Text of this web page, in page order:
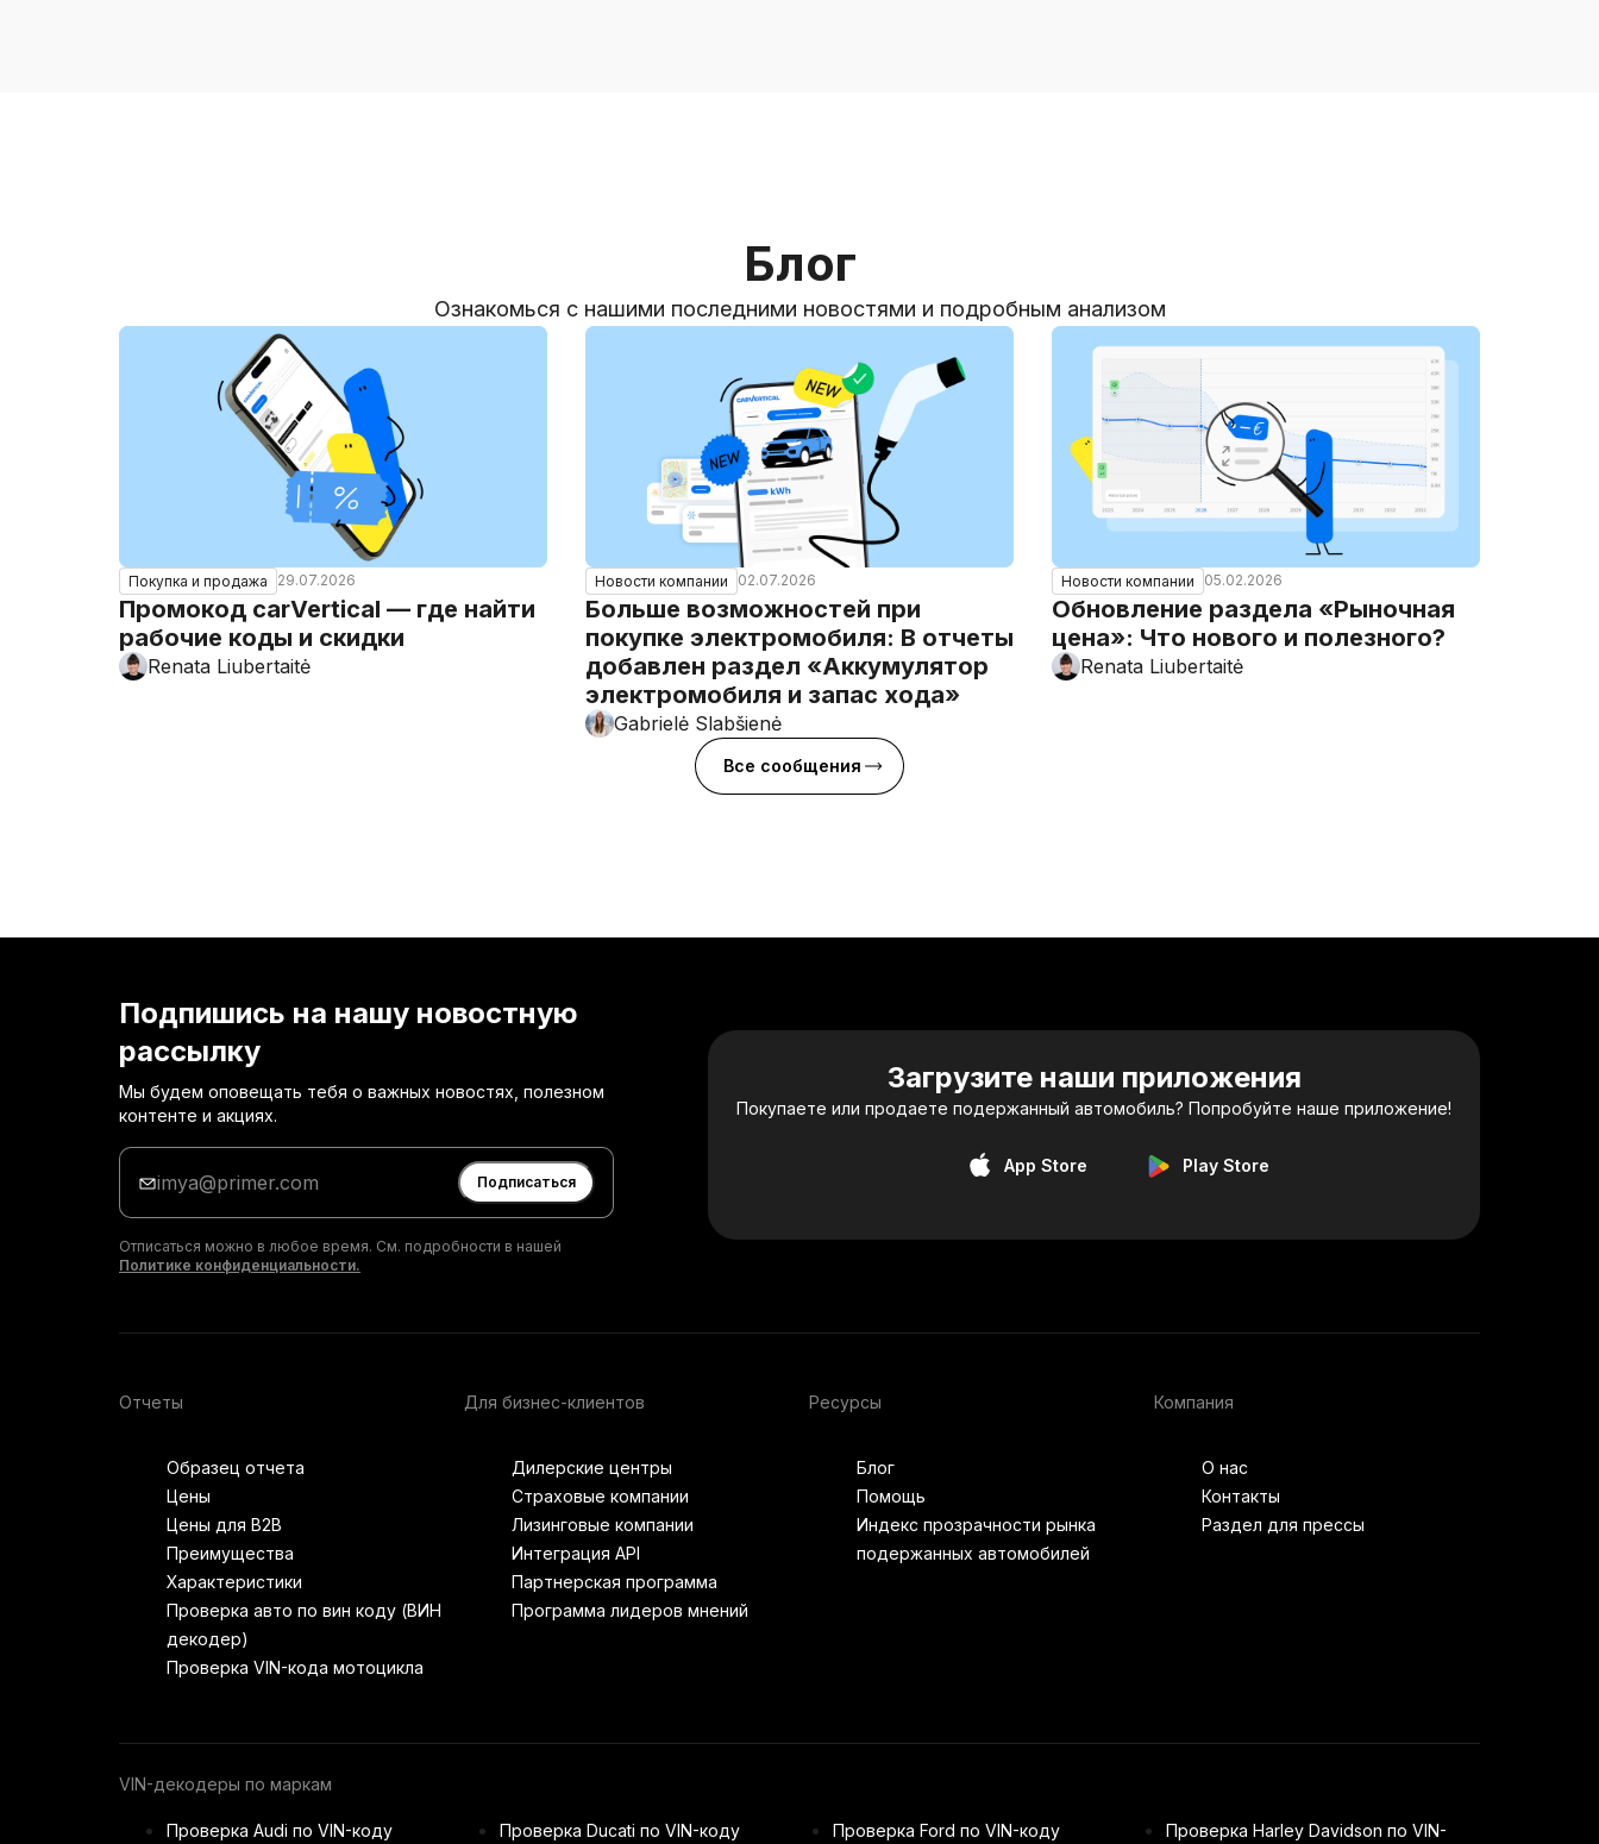
Блог
Ознакомься с нашими последними новостями и подробным анализом
Покупка и продажа 29.07.2026
Промокод carVertical — где найти
рабочие коды и скидки
Renata Liubertaitė
Новости компании 02.07.2026
Больше возможностей при
покупке электромобиля: В отчеты
добавлен раздел «Аккумулятор
электромобиля и запас хода»
Gabrielė Slabšienė
Новости компании 05.02.2026
Обновление раздела «Рыночная
цена»: Что нового и полезного?
Renata Liubertaitė
Все сообщения
Подпишись на нашу новостную
рассылку
Мы будем оповещать тебя о важных новостях, полезном
контенте и акциях.
Введи
адрес
электронной
Подписаться
Отписаться можно в любое время. См. подробности в нашей
Политике конфиденциальности.
Загрузите наши приложения
Покупаете или продаете подержанный автомобиль? Попробуйте наше приложение!
App Store Play Store
Отчеты
Образец отчета
Цены
Цены для B2B
Преимущества
Характеристики
Проверка авто по вин коду (ВИН
декодер)
Проверка VIN-кода мотоцикла
Для бизнес-клиентов
Дилерские центры
Страховые компании
Лизинговые компании
Интеграция API
Партнерская программа
Программа лидеров мнений
Ресурсы
Блог
Помощь
Индекс прозрачности рынка
подержанных автомобилей
Компания
О нас
Контакты
Раздел для прессы
VIN-декодеры по маркам
Проверка Audi по VIN-коду Проверка Ducati по VIN-коду Проверка Ford по VIN-коду Проверка Harley Davidson по VIN-